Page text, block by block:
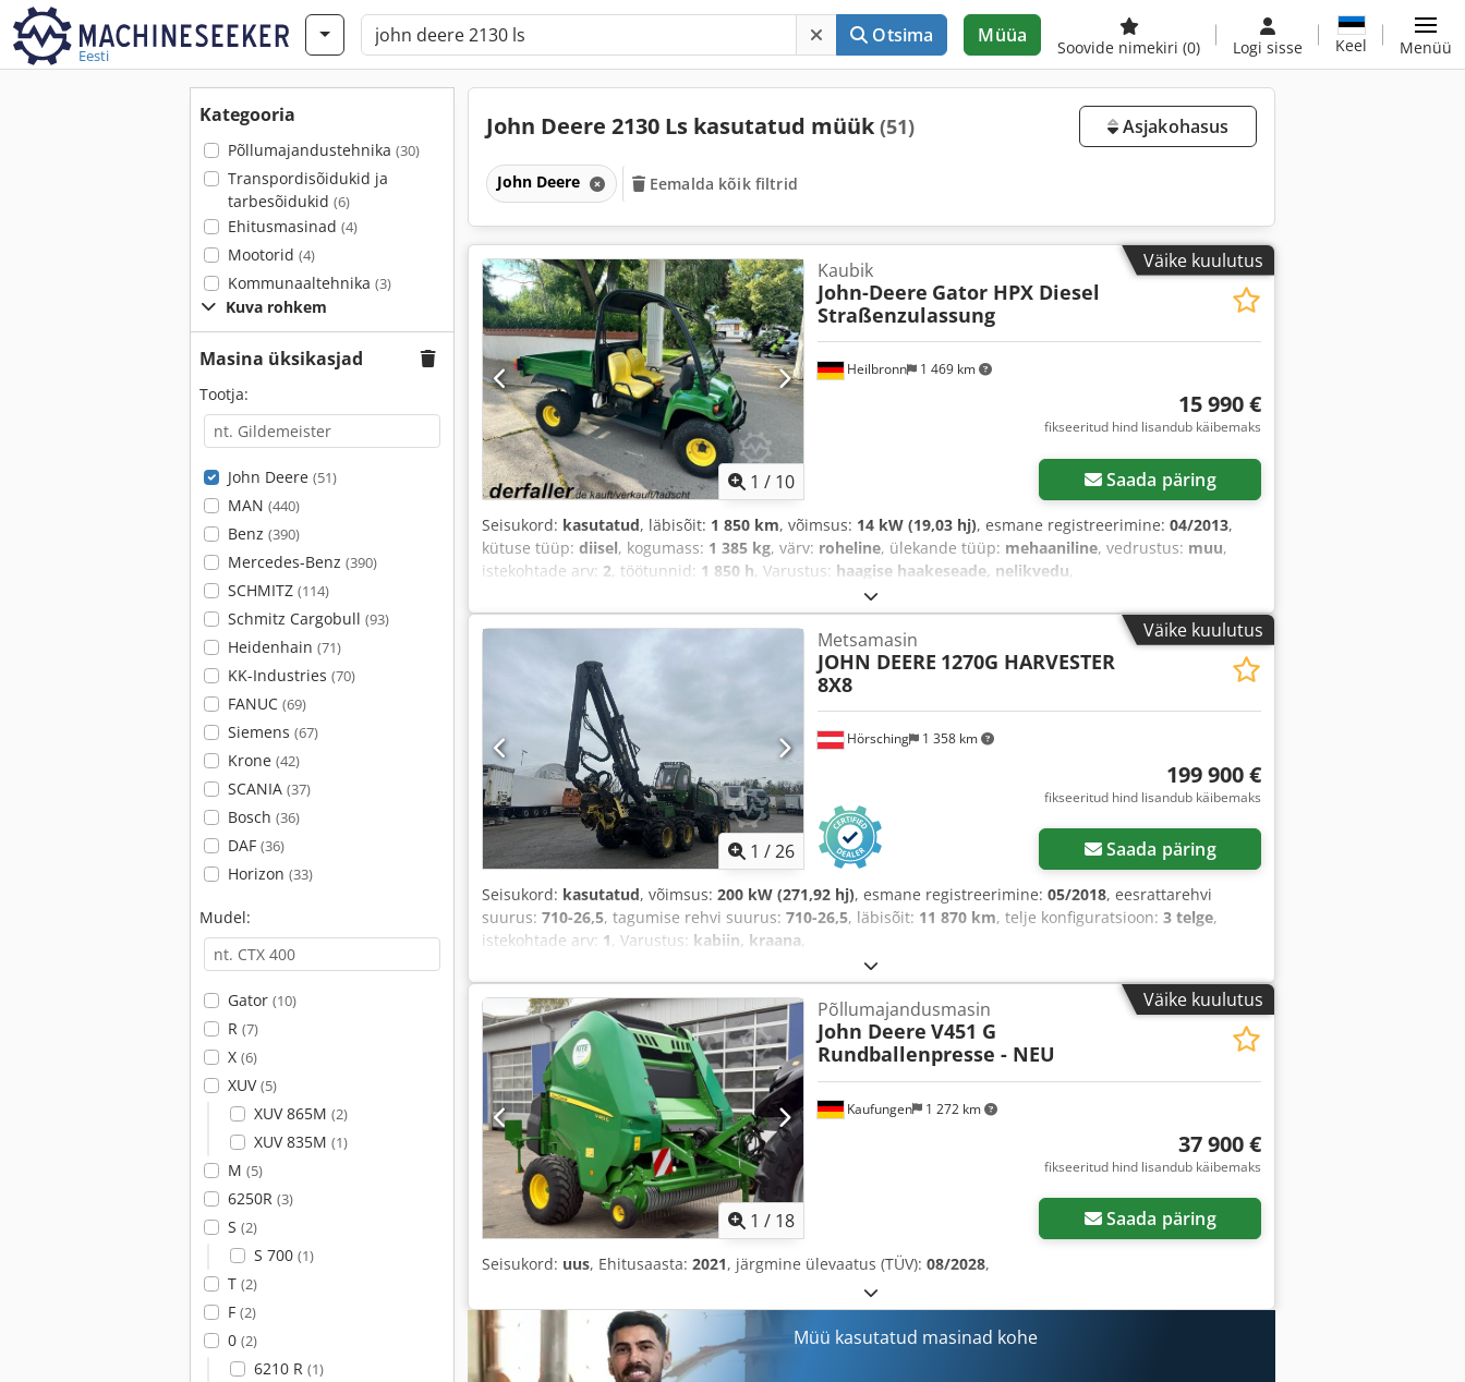
Eesti
Otsima Müüa
Soovide nimekiri (0) Logi sisse Keel Menüü
Kategooria
Põllumajandustehnika (30)
Transpordisõidukid ja
tarbesõidukid (6)
Ehitusmasinad (4)
Mootorid (4)
Kommunaaltehnika (3)
Kuva rohkem
Masina üksikasjad
Tootja:
John Deere (51)
MAN (440)
Benz (390)
Mercedes-Benz (390)
SCHMITZ (114)
Schmitz Cargobull (93)
Heidenhain (71)
KK-Industries (70)
FANUC (69)
Siemens (67)
Krone (42)
SCANIA (37)
Bosch (36)
DAF (36)
Horizon (33)
Mudel:
Gator (10)
R (7)
X (6)
XUV(5)
XUV 865M (2)
XUV 835M (1)
M (5)
6250R (3)
S (2)
S 700 (1)
T (2)
F (2)
0 (2)
6210 R (1)
John Deere 2130 Ls kasutatud müük (51) Asjakohasus
John Deere Eemalda kõik filtrid
Väike kuulutus
1 / 10
Heilbronn 1 469 km
Kaubik
John-Deere Gator HPX Diesel
Straßenzulassung
15 990 €
fikseeritud hind lisandub käibemaks
Saada päring
Seisukord: kasutatud, läbisõit: 1 850 km, võimsus: 14 kW (19,03 hj), esmane registreerimine: 04/2013,
kütuse tüüp: diisel, kogumass: 1 385 kg, värv: roheline, ülekande tüüp: mehaaniline, vedrustus: muu,
istekohtade arv: 2, töötunnid: 1 850 h, Varustus: haagise haakeseade, nelikvedu,
Väike kuulutus
1 /26
Hörsching 1 358 km
Metsamasin
JOHN DEERE 1270G HARVESTER
8X8
199 900 €
fikseeritud hind lisandub käibemaks
Saada päring
Seisukord: kasutatud, võimsus: 200 kW (271,92 hj), esmane registreerimine: 05/2018, eesrattarehvi
suurus: 710-26,5, tagumise rehvi suurus: 710-26,5, läbisõit: 11 870 km, telje konfiguratsioon: 3 telge,
istekohtade arv: 1, Varustus: kabiin, kraana,
Väike kuulutus
1 / 18
Kaufungen 1 272 km
Põllumajandusmasin
John Deere V451 G
Rundballenpresse - NEU
37 900 €
fikseeritud hind lisandub käibemaks
Saada päring
Seisukord: uus, Ehitusaasta: 2021, järgmine ülevaatus (TÜV): 08/2028,
Müü kasutatud masinad kohe